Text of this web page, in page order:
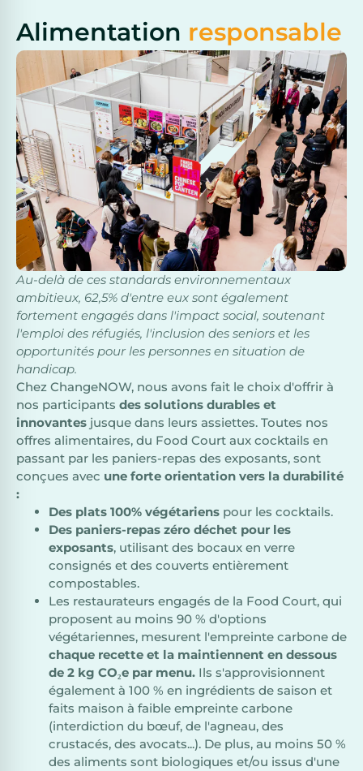
Alimentation responsable
Chez ChangeNOW, nous avons fait le choix d'offrir à
nos participants des solutions durables et
innovantes jusque dans leurs assiettes. Toutes nos
offres alimentaires, du Food Court aux cocktails en
passant par les paniers-repas des exposants, sont
conçues avec une forte orientation vers la durabilité
:
Des plats 100% végétariens pour les cocktails.
Des paniers-repas zéro déchet pour les
exposants, utilisant des bocaux en verre
consignés et des couverts entièrement
compostables.
Les restaurateurs engagés de la Food Court, qui
proposent au moins 90 % d'options
végétariennes, mesurent l'empreinte carbone de
chaque recette et la maintiennent en dessous
de 2 kg CO₂e par menu. Ils s'approvisionnent
également à 100 % en ingrédients de saison et
faits maison à faible empreinte carbone
(interdiction du bœuf, de l'agneau, des
crustacés, des avocats...). De plus, au moins 50 %
des aliments sont biologiques et/ou issus d'une
Au-delà de ces standards environnementaux
ambitieux, 62,5% d'entre eux sont également
fortement engagés dans l'impact social, soutenant
l'emploi des réfugiés, l'inclusion des seniors et les
opportunités pour les personnes en situation de
handicap.